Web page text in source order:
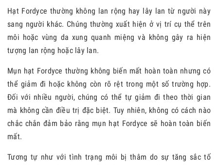
Hạt Fordyce thường không lan rộng hay lây lan từ người này
sang người khác. Chúng thường xuất hiện ở vị trí cụ thể trên
môi hoặc vùng da xung quanh miệng và không gây ra hiện
tượng lan rộng hoặc lây lan.
Mụn hạt Fordyce thường không biến mất hoàn toàn nhưng có
thể giảm đi hoặc không còn rõ rệt trong một số trường hợp.
Đối với nhiều người, chúng có thể tự giảm đi theo thời gian
mà không cần điều trị đặc biệt. Tuy nhiên, không có cách nào
chắc chắn đảm bảo rằng mụn hạt Fordyce sẽ hoàn toàn biến
mất.
Tương tự như với tình trạng môi bị thâm do sự tăng sắc tố